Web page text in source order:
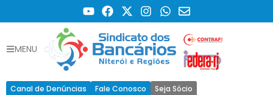
MENU
Canal de Denúncias Fale Conosco Seja Sócio